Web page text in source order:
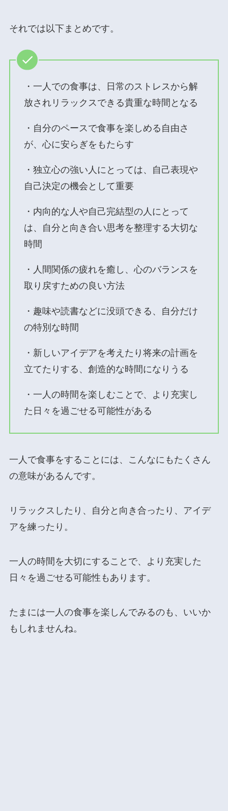
それでは以下まとめです。
・一人での食事は、日常のストレスから解
放されリラックスできる貴重な時間となる
・自分のペースで食事を楽しめる自由さ
が、心に安らぎをもたらす
・独立心の強い人にとっては、自己表現や
自己決定の機会として重要
・内向的な人や自己完結型の人にとって
は、自分と向き合い思考を整理する大切な
時間
・人間関係の疲れを癒し、心のバランスを
取り戻すための良い方法
・趣味や読書などに没頭できる、自分だけ
の特別な時間
・新しいアイデアを考えたり将来の計画を
立てたりする、創造的な時間になりうる
・一人の時間を楽しむことで、より充実し
た日々を過ごせる可能性がある
一人で食事をすることには、こんなにもたくさん
の意味があるんです。
リラックスしたり、自分と向き合ったり、アイデ
アを練ったり。
一人の時間を大切にすることで、より充実した
日々を過ごせる可能性もあります。
たまには一人の食事を楽しんでみるのも、いいか
もしれませんね。